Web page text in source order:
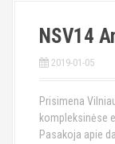
NSV14
2019-01-05
Prisimena
kompleksinėse
Pasakoja apie